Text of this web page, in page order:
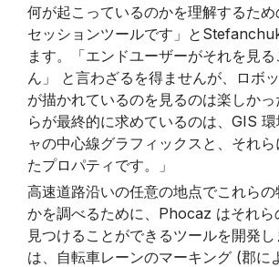
何が起こっているのかを理解するた
セッションツールです」と
ます。「エンドユーザーがそれを見
ん」 と言わざるを得ませんが、ロボ
が描かれているのを見るのは楽しか
らが最終的に求めているのは、GIS
ャの中心線グラフィックスと、それ
たプロパティです。」
高速道路沿いの任意の地点でこれら
かを調べるために、Phocaz はそれら
見つけることができるツールを開発
は、自転車レーンのマーキング (郡に